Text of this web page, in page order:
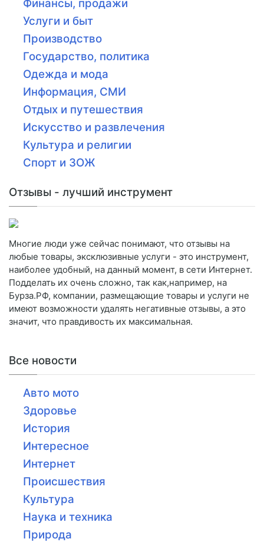
Финансы, продажи
Услуги и быт
Производство
Государство, политика
Одежда и мода
Информация, СМИ
Отдых и путешествия
Искусство и развлечения
Культура и религии
Спорт и ЗОЖ
Отзывы - лучший инструмент
Многие люди уже сейчас понимают, что отзывы на
любые товары, эксклюзивные услуги - это инструмент,
наиболее удобный, на данный момент, в сети Интернет.
Подделать их очень сложно, так как,например, на
Бурза.РФ, компании, размещающие товары и услуги не
имеют возможности удалять негативные отзывы, а это
значит, что правдивость их максимальная.
Все новости
Авто мото
Здоровье
История
Интересное
Интернет
Происшествия
Культура
Наука и техника
Природа